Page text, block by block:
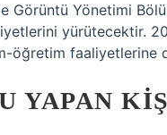
Görüntü Yönetimi
yürütecektir.
öğretim faaliyetlerine
YAPAN